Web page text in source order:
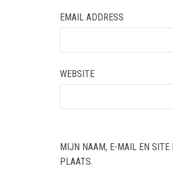
EMAIL ADDRESS
WEBSITE
MIJN NAAM, E-MAIL EN SITE
PLAATS.